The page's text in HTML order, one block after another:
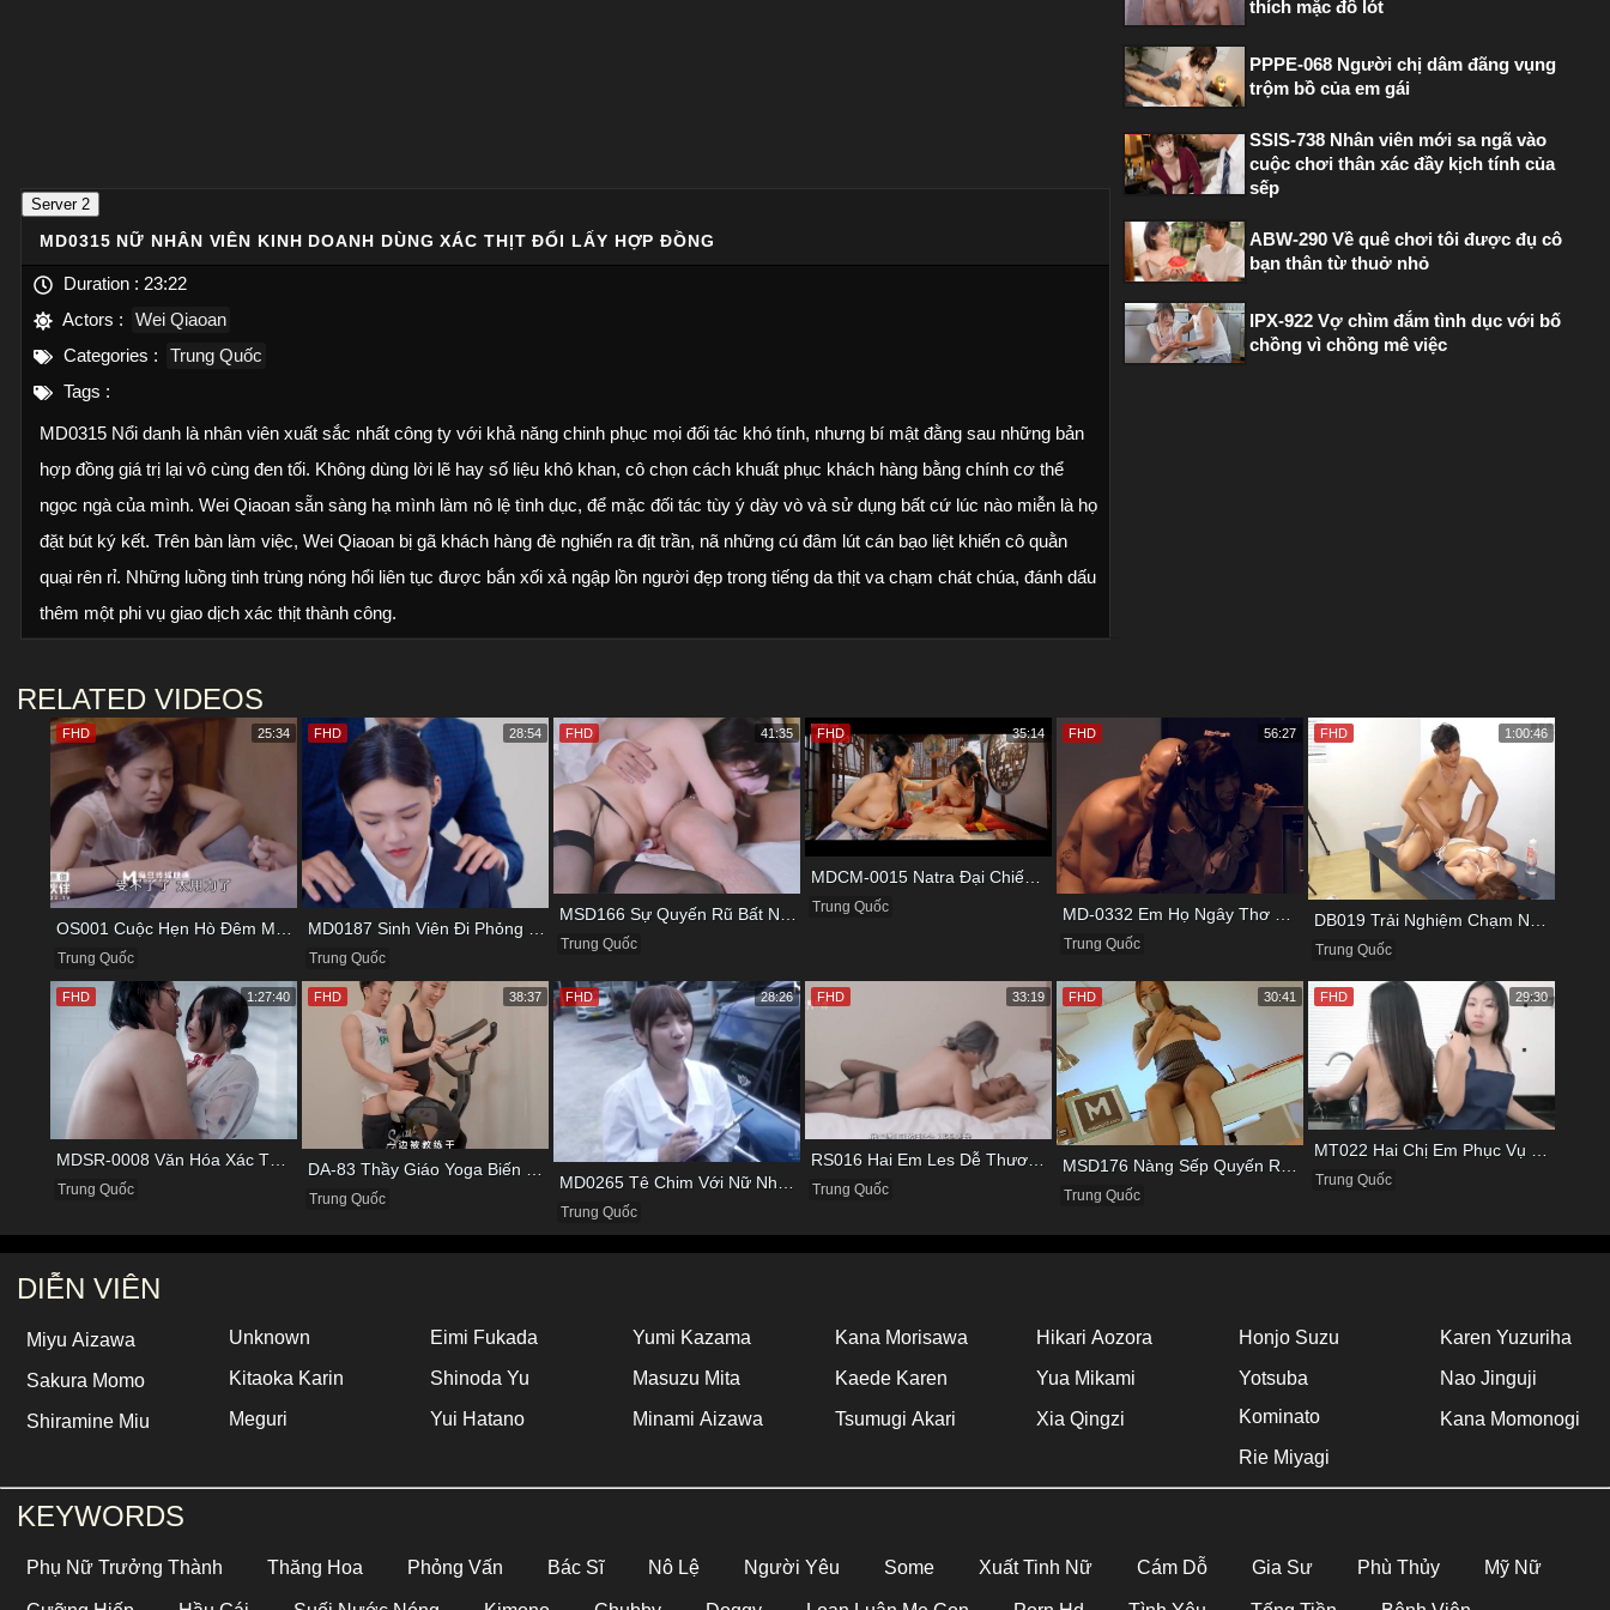
Server 2
MD0315 NỮ NHÂN VIÊN KINH DOANH DÙNG XÁC THỊT ĐỔI LẤY HỢP ĐỒNG
Duration : 23:22
Actors :
Wei Qiaoan
Categories :
Trung Quốc
Tags :
MD0315 Nổi danh là nhân viên xuất sắc nhất công ty với khả năng chinh phục mọi đối tác khó tính, nhưng bí mật đằng sau những bản
hợp đồng giá trị lại vô cùng đen tối. Không dùng lời lẽ hay số liệu khô khan, cô chọn cách khuất phục khách hàng bằng chính cơ thể
ngọc ngà của mình. Wei Qiaoan sẵn sàng hạ mình làm nô lệ tình dục, để mặc đối tác tùy ý dày vò và sử dụng bất cứ lúc nào miễn là họ
đặt bút ký kết. Trên bàn làm việc, Wei Qiaoan bị gã khách hàng đè nghiến ra địt trần, nã những cú đâm lút cán bạo liệt khiến cô quằn
quại rên rỉ. Những luồng tinh trùng nóng hổi liên tục được bắn xối xả ngập lồn người đẹp trong tiếng da thịt va chạm chát chúa, đánh dấu
thêm một phi vụ giao dịch xác thịt thành công.
thích mặc đồ lót
PPPE-068 Người chị dâm đãng vụng
trộm bồ của em gái
SSIS-738 Nhân viên mới sa ngã vào
cuộc chơi thân xác đầy kịch tính của
sếp
ABW-290 Về quê chơi tôi được đụ cô
bạn thân từ thuở nhỏ
IPX-922 Vợ chìm đắm tình dục với bố
chồng vì chồng mê việc
RELATED VIDEOS
Trung Quốc
FHD 25:34
Trung Quốc
FHD 28:54
Trung Quốc
FHD 41:35
Trung Quốc
FHD 35:14
Trung Quốc
FHD 56:27
Trung Quốc
FHD 1:00:46
Trung Quốc
FHD 1:27:40
DA-83 Thầy Giáo Yoga Biến Thái Ép Nữ Học Viên Vừa Đạp Xe Vừa Nhún
Trung Quốc
FHD 38:37
Trung Quốc
FHD 28:26
Trung Quốc
FHD 33:19
Trung Quốc
FHD 30:41
Trung Quốc
FHD 29:30
DIỄN VIÊN
Miyu Aizawa
Sakura Momo
Shiramine Miu
Unknown
Kitaoka Karin
Meguri
Eimi Fukada
Shinoda Yu
Yui Hatano
Yumi Kazama
Masuzu Mita
Minami Aizawa
Kana Morisawa
Kaede Karen
Tsumugi Akari
Hikari Aozora
Yua Mikami
Xia Qingzi
Honjo Suzu
Yotsuba
Kominato
Rie Miyagi
Karen Yuzuriha
Nao Jinguji
Kana Momonogi
KEYWORDS
Phụ Nữ Trưởng Thành Thăng Hoa Phỏng Vấn Bác Sĩ Nô Lệ Người Yêu Some Xuất Tinh Nữ Cám Dỗ Gia Sư Phù Thủy Mỹ Nữ